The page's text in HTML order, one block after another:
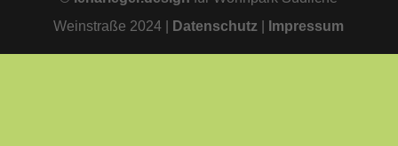
Weinstraße 2024 |
Datenschutz Impressum